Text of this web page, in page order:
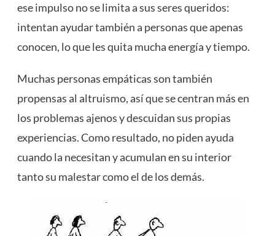
ese impulso no se limita a sus seres queridos:
intentan ayudar también a personas que apenas
conocen, lo que les quita mucha energía y tiempo.
Muchas personas empáticas son también
propensas al altruismo, así que se centran más en
los problemas ajenos y descuidan sus propias
experiencias. Como resultado, no piden ayuda
cuando la necesitan y acumulan en su interior
tanto su malestar como el de los demás.